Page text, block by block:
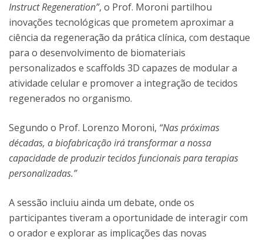
Instruct Regeneration”, o Prof. Moroni partilhou
inovações tecnológicas que prometem aproximar a
ciência da regeneração da prática clínica, com destaque
para o desenvolvimento de biomateriais
personalizados e scaffolds 3D capazes de modular a
atividade celular e promover a integração de tecidos
regenerados no organismo.
Segundo o Prof. Lorenzo Moroni, “Nas próximas
décadas, a biofabricação irá transformar a nossa
capacidade de produzir tecidos funcionais para terapias
personalizadas.”
A sessão incluiu ainda um debate, onde os
participantes tiveram a oportunidade de interagir com
o orador e explorar as implicações das novas